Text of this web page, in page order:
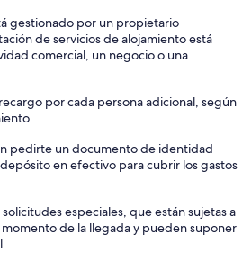
gestionado por un propietario
de servicios de alojamiento está
comercial, un negocio o una
por cada persona adicional, según
pedirte un documento de identidad
en efectivo para cubrir los gastos
especiales, que están sujetas a
de la llegada y pueden suponer